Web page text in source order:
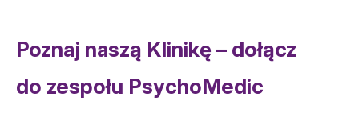
Poznaj naszą Klinikę – dołącz
do zespołu PsychoMedic